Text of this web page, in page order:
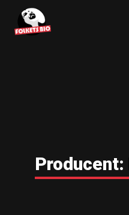
Producent: